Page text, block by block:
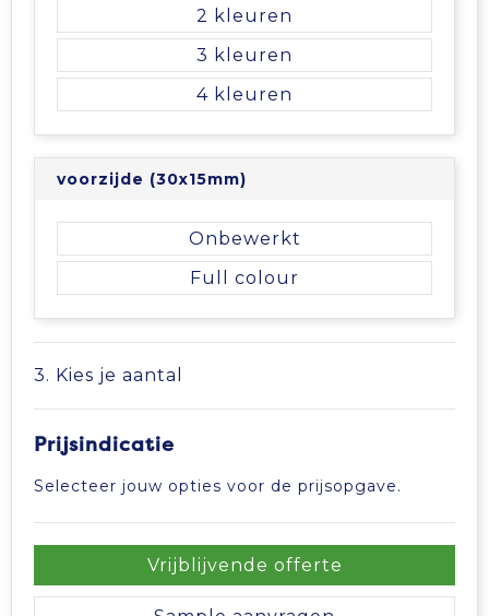
Sporttassen
Tablettassen
Toilettassen
Waterbestendige tassen
2
3
4
voorzijde (30x15mm)
Onbewerkt
Full colour
3. Kies je aantal
Prijsindicatie
Selecteer jouw opties voor de prijsopgave.
Vrijblijvende offerte